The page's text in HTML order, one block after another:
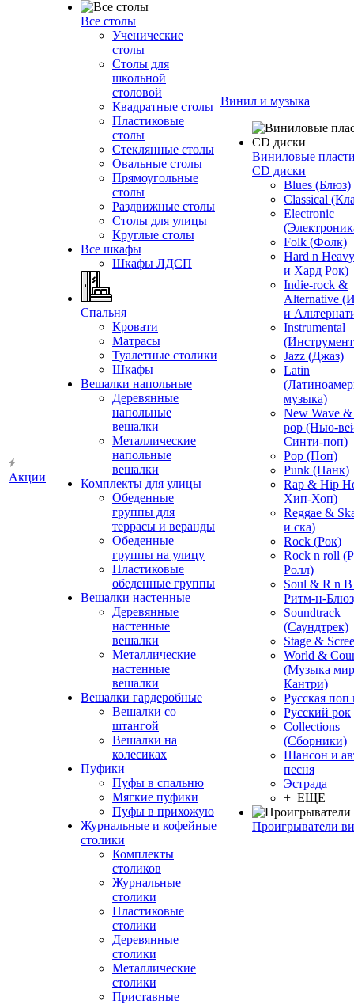
Акции
Все столы
Ученические
столы
Столы для
школьной
столовой
Квадратные столы
Пластиковые
столы
Стеклянные столы
Овальные столы
Прямоугольные
столы
Раздвижные столы
Столы для улицы
Круглые столы
Все шкафы
Шкафы ЛДСП
Спальня
Кровати
Матрасы
Туалетные столики
Шкафы
Вешалки напольные
Деревянные
напольные
вешалки
Металлические
напольные
вешалки
Комплекты для улицы
Обеденные
группы для
террасы и веранды
Обеденные
группы на улицу
Пластиковые
обеденные группы
Вешалки настенные
Деревянные
настенные
вешалки
Металлические
настенные
вешалки
Вешалки гардеробные
Вешалки со
штангой
Вешалки на
колесиках
Пуфики
Пуфы в спальню
Мягкие пуфики
Пуфы в прихожую
Журнальные и кофейные
столики
Комплекты
столиков
Журнальные
столики
Пластиковые
столики
Деревянные
столики
Металлические
столики
Приставные
Винил и музыка
Виниловые
CD диски
Blues (Блюз)
Classical
Electronic
Folk (Фолк)
Hard n
и Хард Рок)
Indie-rock &
Alternative
и
Instrumental
Jazz (Джаз)
Latin
музыка)
New Wave
pop (Нью-
Синти-поп)
Pop (Поп)
Punk (Панк)
Rap & Hip
Хип-Хоп)
Reggae &
и ска)
Rock (Рок)
Rock n roll
Ролл)
Soul & R n
Ритм-н-
Soundtrack
(Саундтрек)
Stage &
World &
(Музыка
Кантри)
Русская поп
Русский рок
Сollections
(Сборники)
Шансон и
песня
Эстрада
+ ЕЩЕ
Проигрыватели